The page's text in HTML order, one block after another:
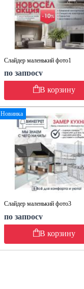
Слайдер маленький фото1
по запросу
В корзину
Новинка
Слайдер маленький фото3
по запросу
В корзину